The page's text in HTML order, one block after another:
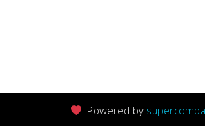
Powered by